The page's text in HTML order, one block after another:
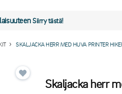
Siirry tästä!
SKALJACKA HERR MED HUVA PRINTER
Skaljacka herr